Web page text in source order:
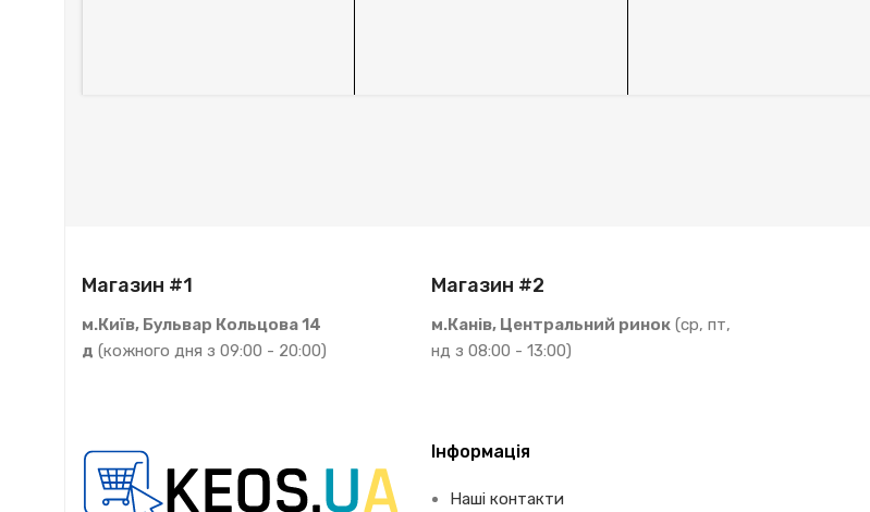
Магазин #1
м.Київ, Бульвар Кольцова 14
д (кожного дня з 09:00 - 20:00)
Магазин #2
м.Канів, Центральний ринок (ср, пт,
нд з 08:00 - 13:00)
Інформація
Наші контакти